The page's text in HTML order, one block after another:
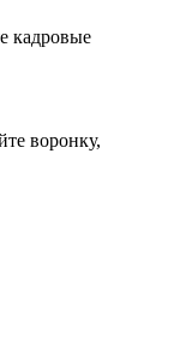
кадровые
воронку,